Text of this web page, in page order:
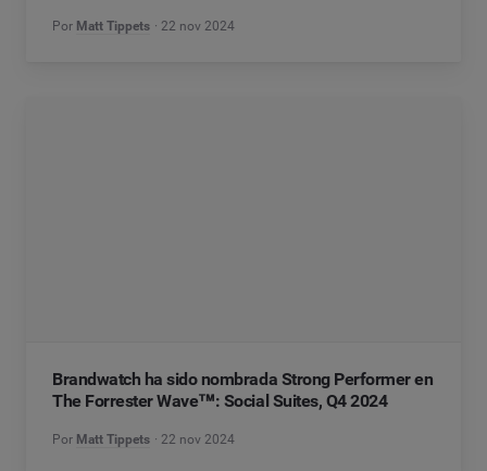
Por Matt Tippets 22 nov 2024
Brandwatch ha sido nombrada Strong Performer en
The Forrester Wave™: Social Suites, Q4 2024
Por Matt Tippets 22 nov 2024